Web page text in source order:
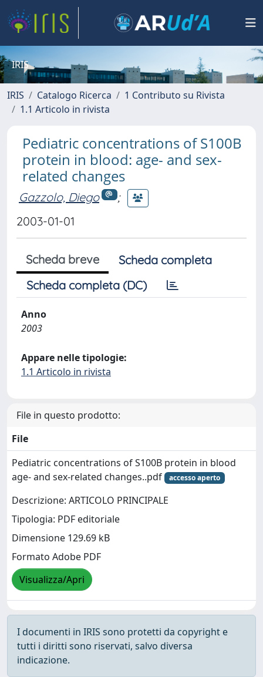
IRIS
IRIS Catalogo Ricerca
1 Contributo su Rivista
1.1 Articolo in rivista
Pediatric concentrations of S100B
protein in blood: age- and sex-
related changes
Gazzolo, Diego
;
2003-01-01
Scheda breve
Scheda completa
Scheda completa (DC)
Anno
2003
Appare nelle tipologie:
1.1 Articolo in rivista
File in questo prodotto:
File
Pediatric concentrations of S100B protein in blood
age- and sex-related changes..pdf
accesso aperto
Descrizione: ARTICOLO PRINCIPALE
Tipologia: PDF editoriale
Dimensione 129.69 kB
Formato Adobe PDF
Visualizza/Apri
I documenti in IRIS sono protetti da copyright e
tutti i diritti sono riservati, salvo diversa
indicazione.